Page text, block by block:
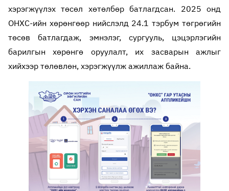
хэрэгжүүлэх төсөл хөтөлбөр батлагдсан. 2025 онд
ОНХС-ийн хөрөнгөөр нийслэлд 24.1 тэрбум төгрөгийн
төсөв батлагдаж, эмнэлэг, сургууль, цэцэрлэгийн
барилгын хөрөнгө оруулалт, их засварын ажлыг
хийхээр төлөвлөн, хэрэгжүүлж ажиллаж байна.